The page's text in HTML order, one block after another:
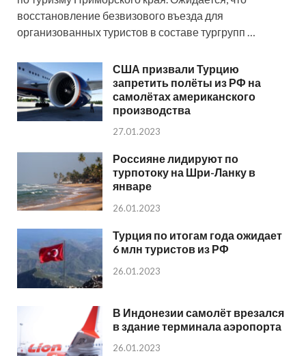
восстановление безвизового въезда для
организованных туристов в составе тургрупп …
США призвали Турцию
запретить полёты из РФ на
самолётах американского
производства
27.01.2023
Россияне лидируют по
турпотоку на Шри-Ланку в
январе
26.01.2023
Турция по итогам года ожидает
6 млн туристов из РФ
26.01.2023
В Индонезии самолёт врезался
в здание терминала аэропорта
26.01.2023